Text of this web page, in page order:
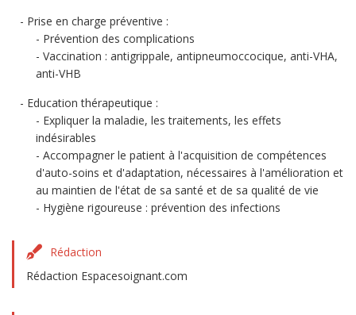
Prise en charge préventive :
Prévention des complications
Vaccination : antigrippale, antipneumoccocique, anti-VHA,
anti-VHB
Education thérapeutique :
Expliquer la maladie, les traitements, les effets
indésirables
Accompagner le patient à l'acquisition de compétences
d'auto-soins et d'adaptation, nécessaires à l'amélioration et
au maintien de l'état de sa santé et de sa qualité de vie
Hygiène rigoureuse : prévention des infections
Rédaction
Rédaction Espacesoignant.com